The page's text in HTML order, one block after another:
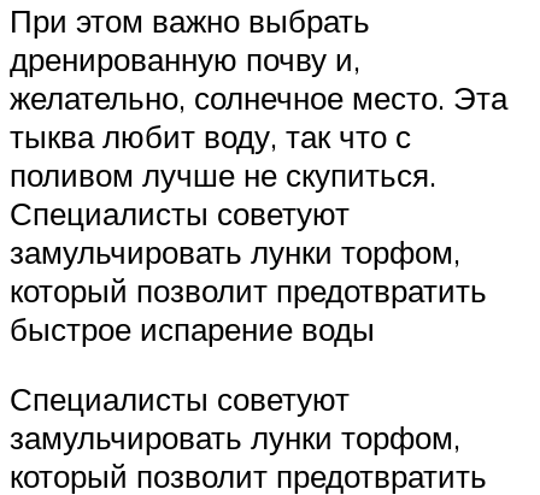
При этом важно выбрать
дренированную почву и,
желательно, солнечное место. Эта
тыква любит воду, так что с
поливом лучше не скупиться.
Специалисты советуют
замульчировать лунки торфом,
который позволит предотвратить
быстрое испарение воды
Специалисты советуют
замульчировать лунки торфом,
который позволит предотвратить